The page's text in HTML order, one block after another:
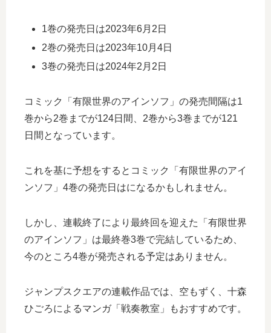
1巻の発売日は2023年6月2日
2巻の発売日は2023年10月4日
3巻の発売日は2024年2月2日
コミック「有限世界のアインソフ」の発売間隔は1
巻から2巻までが124日間、2巻から3巻までが121
日間となっています。
これを基に予想をするとコミック「有限世界のアイ
ンソフ」4巻の発売日はになるかもしれません。
しかし、連載終了により最終回を迎えた「有限世界
のアインソフ」は最終巻3巻で完結しているため、
今のところ4巻が発売される予定はありません。
ジャンプスクエアの連載作品では、空もずく、十森
ひごろによるマンガ「戦奏教室」もおすすめです。